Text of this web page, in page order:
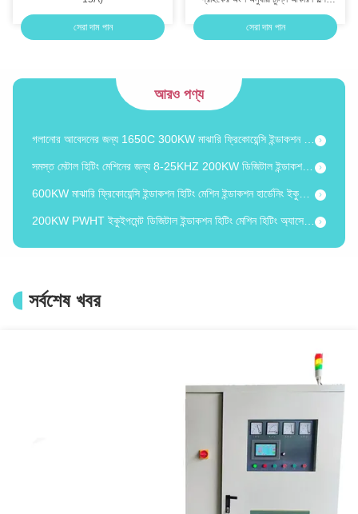
সেরা দাম পান
জন্য কাস্টমাইজড ফোরজিং মেশিন
সেরা দাম পান
আরও পণ্য
6000MM রোল ইন্ডাকশন হার্ডেনিং মেশিন 600KW ডিজিটাল ইন্ডাকশন কোয়ানচিং মেশিন
15KW 2KG উচ্চ ফ্রিকোয়েন্সি ফার্নেস ইন্ডাকশন গোল্ড মেল্টিং ফার্নেস
খাদ রোলস সমাবেশ disassembly 90A আবেশন গরম করার মেশিন Forging জন্য
500KW ডিজিটাল ইন্ডাকশন হিটিং ইকুইপমেন্ট উল্লম্ব স্ক্যানার ইন্ডাকশন হার্ডেনিং ফর গিয়ার
সর্বশেষ খবর